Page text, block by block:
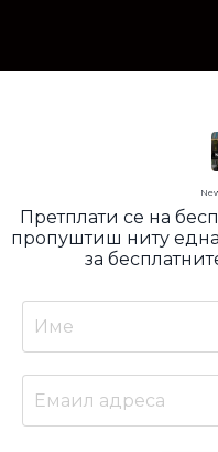
Претплати се на
пропуштиш ниту
за